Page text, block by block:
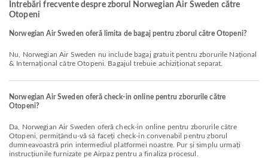
Întrebări frecvente despre zborul Norwegian Air Sweden către
Otopeni
Norwegian Air Sweden oferă limita de bagaj pentru zborul către Otopeni?
Nu, Norwegian Air Sweden nu include bagaj gratuit pentru zborurile Național
& Internațional către Otopeni. Bagajul trebuie achiziționat separat.
Norwegian Air Sweden oferă check-in online pentru zborurile către
Otopeni?
Da, Norwegian Air Sweden oferă check-in online pentru zborurile către
Otopeni, permițându-vă să faceți check-in convenabil pentru zborul
dumneavoastră prin intermediul platformei noastre. Pur și simplu urmați
instrucțiunile furnizate pe Airpaz pentru a finaliza procesul.